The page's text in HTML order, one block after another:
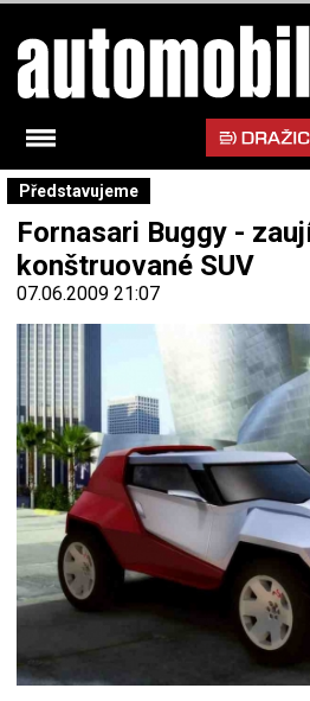
Představujeme
Fornasari Buggy -
konštruované SUV
07.06.2009 21:07